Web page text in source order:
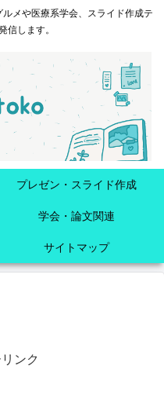
メや医療系学会、スライド作成テ
信します。
プレゼン・スライド作成
学会・論文関連
サイトマップ
ンク